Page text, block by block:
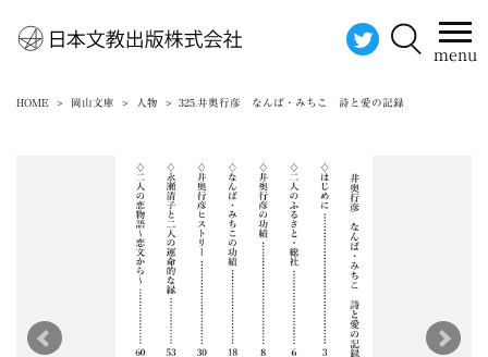
menu
HOME 岡山文庫 人物 325.井奥行彦 なんば・みちこ 詩と愛の記録